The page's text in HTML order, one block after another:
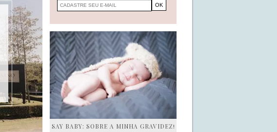
SAY BABY: SOBRE A MINHA GRAVIDEZ!